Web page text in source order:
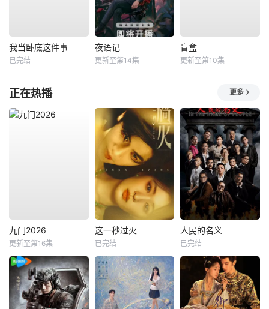
我当卧底这件事
已完结
夜语记
更新至第14集
盲盒
更新至第10集
正在热播 更多
九门2026
更新至第16集
这一秒过火
已完结
人民的名义
已完结